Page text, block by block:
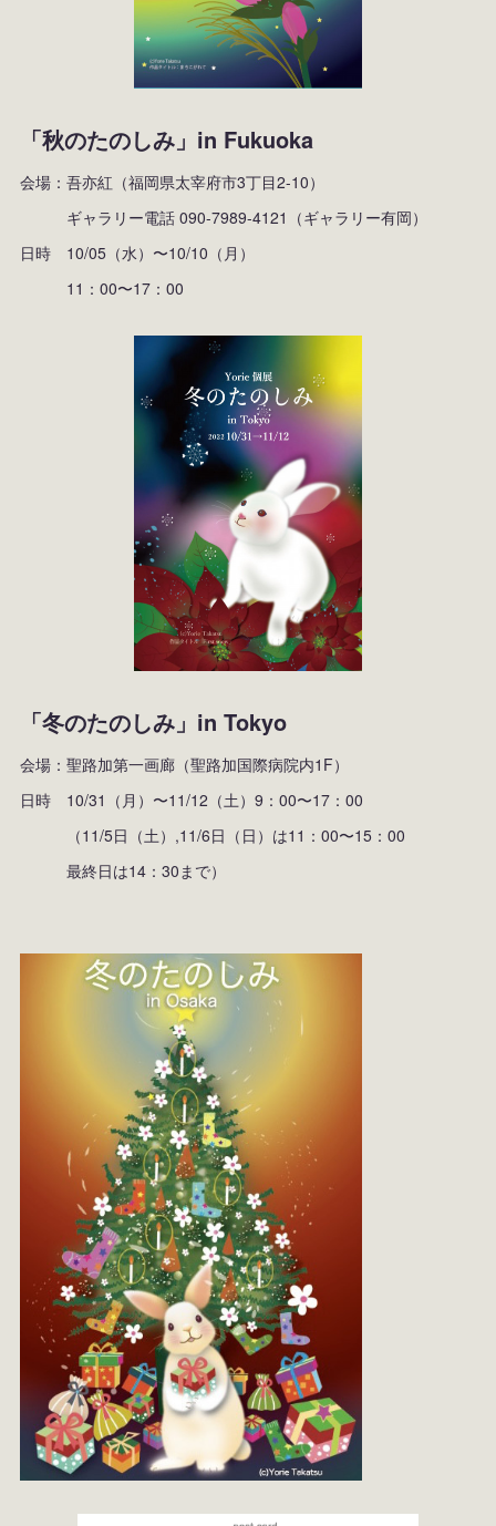
「秋のたのしみ」in Fukuoka
会場：吾亦紅（福岡県太宰府市3丁目2-10）
ギャラリー電話 090-7989-4121（ギャラリー有岡）
日時 10/05（水）〜10/10（月）
11：00〜17：00
「冬のたのしみ」in Tokyo
会場：聖路加第一画廊（聖路加国際病院内1F）
日時 10/31（月）〜11/12（土）9：00〜17：00
（11/5日（土）,11/6日（日）は11：00〜15：00
最終日は14：30まで）